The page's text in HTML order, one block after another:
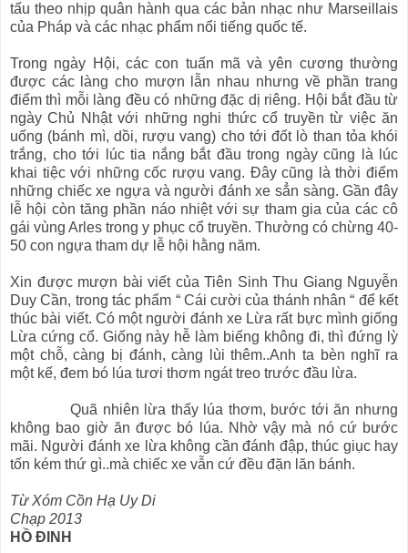
tấu theo nhịp quân hành qua các bản nhạc như Marseillais
của Pháp và các nhạc phẩm nổi tiếng quốc tế.
Trong ngày Hội, các con tuấn mã và yên cương thường
được các làng cho mượn lẫn nhau nhưng về phần trang
điểm thì mỗi làng đều có những đặc dị riêng. Hội bắt đầu từ
ngày Chủ Nhật với những nghi thức cổ truyền từ việc ăn
uống (bánh mì, dồi, rượu vang) cho tới đốt lò than tỏa khói
trắng, cho tới lúc tia nắng bắt đầu trong ngày cũng là lúc
khai tiệc với những cốc rượu vang. Đây cũng là thời điểm
những chiếc xe ngựa và người đánh xe sẳn sàng. Gần đây
lễ hội còn tăng phần náo nhiệt với sự tham gia của các cô
gái vùng Arles trong y phục cổ truyền. Thường có chừng 40-
50 con ngựa tham dự lễ hội hằng năm.
Xin được mượn bài viết của Tiên Sinh Thu Giang Nguyễn
Duy Cần, trong tác phẩm “ Cái cười của thánh nhân “ để kết
thúc bài viết. Có một người đánh xe Lừa rất bực mình giống
Lừa cứng cổ. Giống này hễ làm biếng không đi, thì đứng lỳ
một chỗ, càng bị đánh, càng lùi thêm..Anh ta bèn nghĩ ra
một kế, đem bó lúa tươi thơm ngát treo trước đầu lừa.
Quã nhiên lừa thấy lúa thơm, bước tới ăn nhưng
không bao giờ ăn được bó lúa. Nhờ vậy mà nó cứ bước
mãi. Người đánh xe lừa không cần đánh đập, thúc giục hay
tốn kém thứ gì..mà chiếc xe vẫn cứ đều đặn lăn bánh.
Từ Xóm Cồn Hạ Uy Di
Chạp 2013
HỒ ĐINH